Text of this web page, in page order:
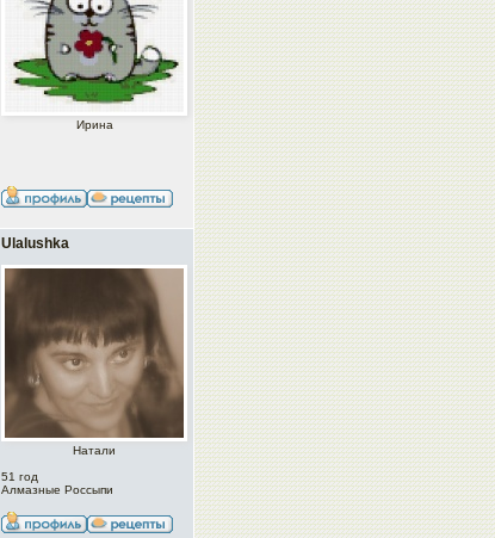
Ирина
Ulalushka
Натали
51 год
Алмазные Россыпи